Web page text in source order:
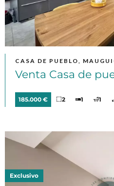
CASA DE PUEBLO,
Venta Casa de
185.000 € 2 1 1
Exclusivo